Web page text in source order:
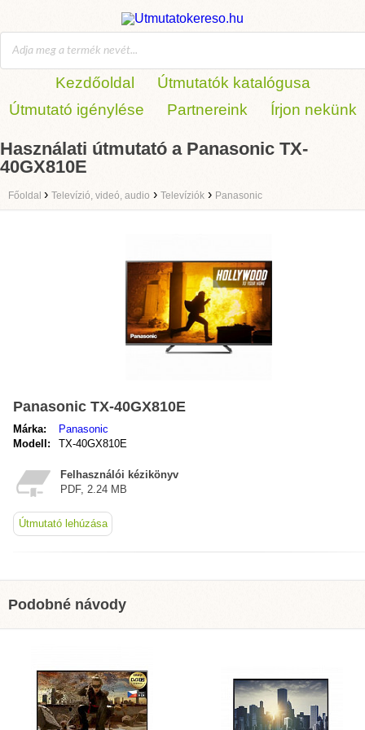
Kezdőoldal
Útmutatók katalógusa
Útmutató igénylése
Partnereink Írjon nekünk
Használati útmutató a Panasonic TX-
40GX810E
Főoldal › Televízió, videó, audio › Televíziók › Panasonic
Panasonic TX-40GX810E
Márka:
Panasonic
Modell:
TX-40GX810E
Felhasználói kézikönyv
PDF, 2.24 MB
Útmutató lehúzása
Podobné návody